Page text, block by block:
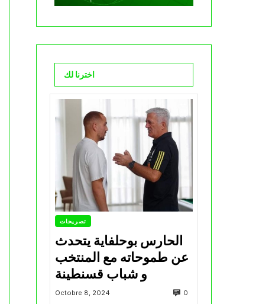
اخترنا لك
تصريحات
الحارس بوحلفاية يتحدث
عن طموحاته مع المنتخب
و شباب قسنطينة
Octobre 8, 2024 0